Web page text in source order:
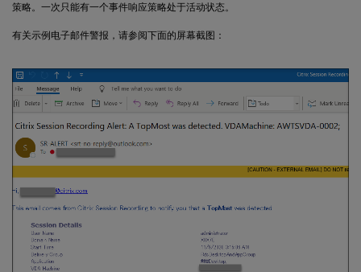
策略。一次只能有一个事件响应策略处于活动状态。
有关示例电子邮件警报，请参阅下面的屏幕截图：